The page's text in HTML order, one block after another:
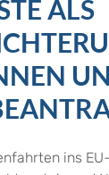
ALS
ins